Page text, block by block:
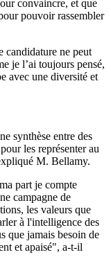
convaincre, et que
pouvoir rassembler
candidature ne peut
je l’ai toujours pensé,
avec une diversité et
synthèse entre des
les représenter au
M. Bellamy.
part je compte
campagne de
les valeurs que
à l'intelligence des
que jamais besoin de
et apaisé", a-t-il